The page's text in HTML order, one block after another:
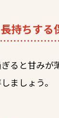
長持ちする
ると甘みが
ましょう。